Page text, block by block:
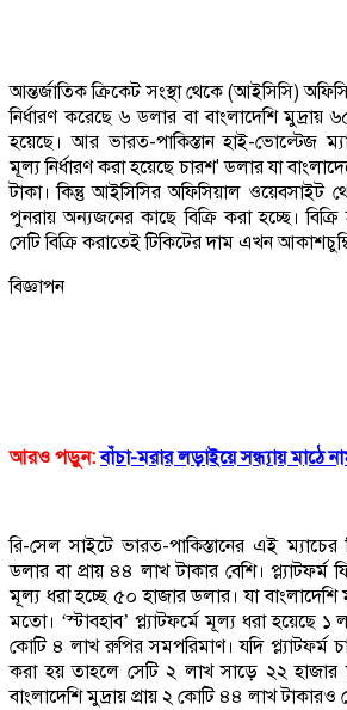
আন্তর্জাতিক ক্রিকেট সংস্থা থেকে (আইসিসি)
নির্ধারণ করেছে ৬ ডলার বা বাংলাদেশি মুদ্রায়
হয়েছে। আর ভারত-পাকিস্তান হাই-ভোল্টেজ
মূল্য নির্ধারণ করা হয়েছে চারশ' ডলার যা
টাকা। কিন্তু আইসিসির অফিসিয়াল ওয়েবসাইট
পুনরায় অন্যজনের কাছে বিক্রি করা হচ্ছে।
সেটি বিক্রি করাতেই টিকিটের দাম এখন
বিজ্ঞাপন
আরও পড়ুন: বাঁচা-মরার লড়াইয়ে সন্ধ্যায় মাঠে
রি-সেল সাইটে ভারত-পাকিস্তানের এই
ডলার বা প্রায় ৪৪ লাখ টাকার বেশি।
মূল্য ধরা হচ্ছে ৫০ হাজার ডলার। যা বাংলাদেশি
মতো। ‘স্টাবহাব’ প্ল্যাটফর্মে মূল্য ধরা হয়েছে
কোটি ৪ লাখ রুপির সমপরিমাণ। যদি প্ল্যাটফর্ম
করা হয় তাহলে সেটি ২ লাখ সাড়ে ২২ হাজার
বাংলাদেশি মুদ্রায় প্রায় ২ কোটি ৪৪ লাখ টাকারও